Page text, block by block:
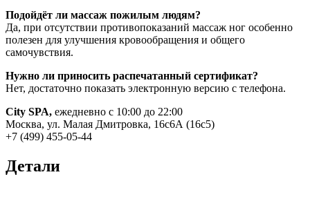
Подойдёт ли массаж пожилым людям?
Да, при отсутствии противопоказаний массаж ног особенно
полезен для улучшения кровообращения и общего
самочувствия.
Нужно ли приносить распечатанный сертификат?
Нет, достаточно показать электронную версию с телефона.
City SPA, ежедневно с 10:00 до 22:00
Москва, ул. Малая Дмитровка, 16с6А (16с5)
+7 (499) 455-05-44
Детали